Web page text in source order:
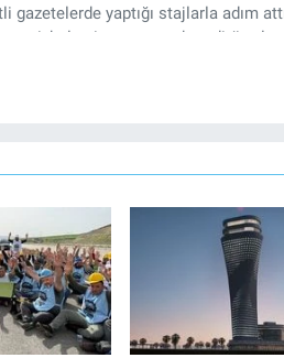
gazetelerde yaptığı stajlarla adım
halen izgazete.net’te editör